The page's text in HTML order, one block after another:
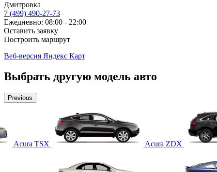
Дмитровка
7 (499) 490-27-73
Ежедневно: 08:00 - 22:00
Оставить заявку
Построить маршрут
Веб-версия Яндекс Карт
Выбрать другую модель авто
Previous
Acura TSX Acura ZDX